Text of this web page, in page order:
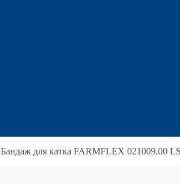
Бандаж для катка FARMFLEX 021009.00